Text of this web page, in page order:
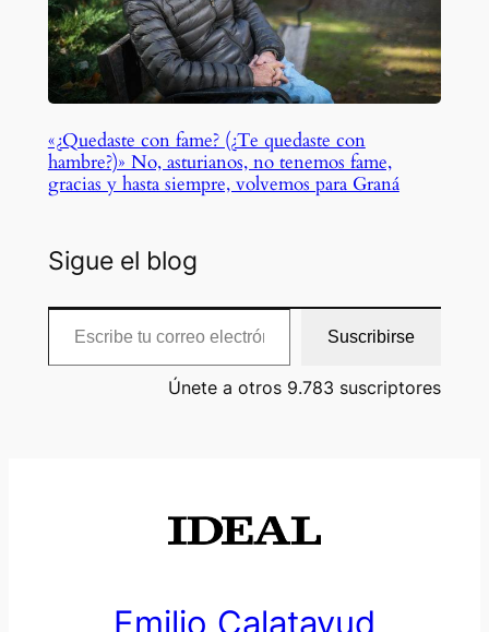
«¿Quedaste con fame? (¿Te quedaste con
hambre?)» No, asturianos, no tenemos fame,
gracias y hasta siempre, volvemos para Graná
Sigue el blog
Escribe tu correo electrónico…
Suscribirse
Únete a otros 9.783 suscriptores
Emilio Calatayud